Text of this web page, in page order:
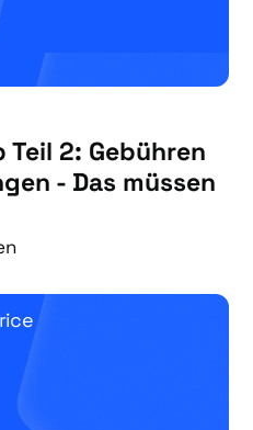
Teil 2: Gebühren
- Das müssen